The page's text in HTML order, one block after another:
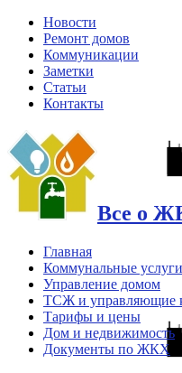
Новости
Ремонт домов
Коммуникации
Заметки
Статьи
Контакты
Все о
Главная
Коммунальные услуги
Управление домом
ТСЖ и управляющие
Тарифы и цены
Дом и недвижимость
Документы по ЖКХ